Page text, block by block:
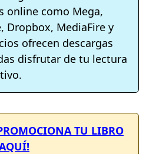
online como Mega,
Dropbox, MediaFire y
ofrecen descargas
disfrutar de tu lectura
TU LIBRO